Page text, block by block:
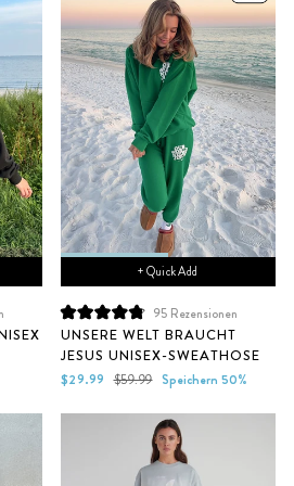
+ Quick Add
Mit
4.9
von
5
Sternen
95Rezensionen
UNSERE WELT BRAUCHT
JESUS UNISEX-SWEATHOSE
Sonderpreis
$29.99 Normaler
$59.99 Speichern 50%